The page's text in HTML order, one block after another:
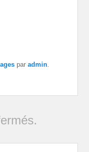
paradmin.